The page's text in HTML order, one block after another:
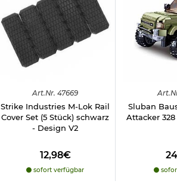
Art.Nr. 47669
Strike Industries M-Lok Rail
Cover Set (5 Stück) schwarz
- Design V2
12,98€
sofort verfügbar
Art.
Sluban
Attacker 328